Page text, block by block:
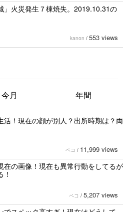
」火災発生７棟焼失。2019.10.31の
kanon / 553 views
今月 年間
活！現在の顔が別人？出所時期は？両
ペコ / 11,999 views
在の画像！現在も異常行動をしてるが
ペコ / 5,207 views